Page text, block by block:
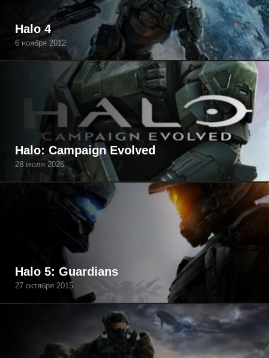
Halo 4
6 ноября 2012
Halo: Campaign Evolved
28 июля 2026
Halo 5: Guardians
27 октября 2015